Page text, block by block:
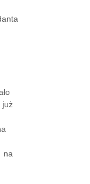
już
na